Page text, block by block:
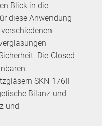
Blick in die
diese Anwendung
Die Closed-
SKN 176II
Bilanz und
und